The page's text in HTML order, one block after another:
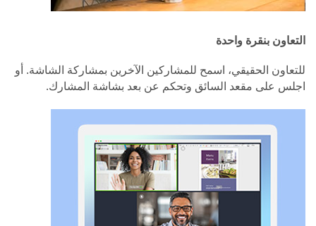
التعاون بنقرة واحدة
للتعاون الحقيقي، اسمح للمشاركين الآخرين بمشاركة الشاشة. أو
اجلس على مقعد السائق وتحكم عن بعد بشاشة المشارك.